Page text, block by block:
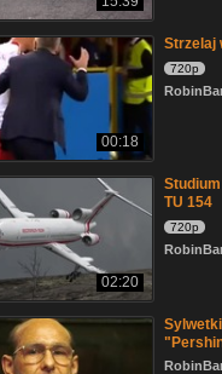
00:18
Strzelaj
720p
02:20
TU 154
720p